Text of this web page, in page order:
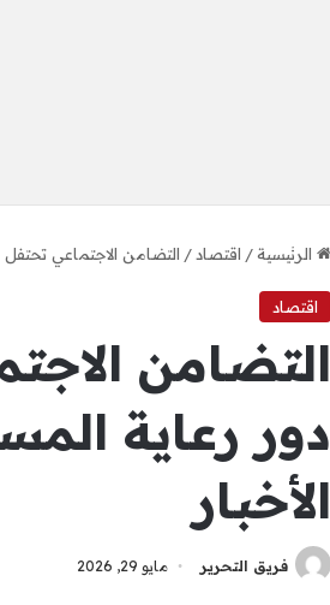
الرئيسية/ اقتصاد / التضامن الاجتماعي تحتفل
اقتصاد
التضامن
دور رعاية
الأخبار
فريق التحرير مايو 29, 2026